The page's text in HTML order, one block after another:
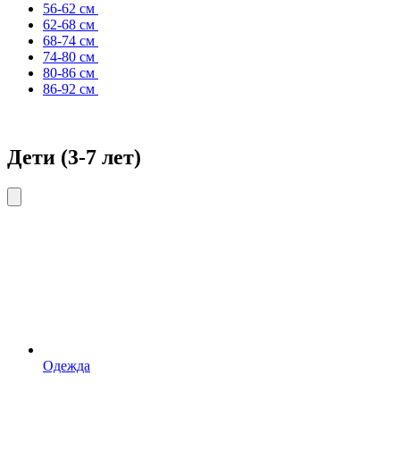
56-62 см
62-68 см
68-74 см
74-80 см
80-86 см
86-92 см
Дети (3-7 лет)
Одежда